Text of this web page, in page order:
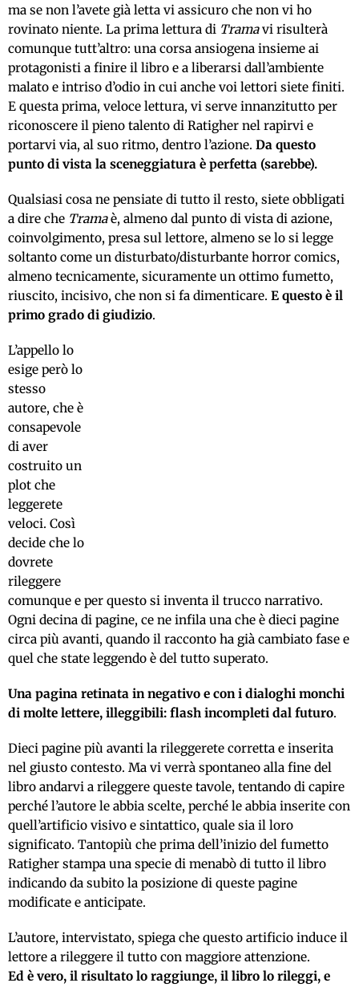
ma se non l’avete già letta vi assicuro che non vi ho
rovinato niente. La prima lettura di Tramavi risulterà
comunque tutt’altro: una corsa ansiogena insieme ai
protagonisti a finire il libro e a liberarsi dall’ambiente
malato e intriso d’odio in cui anche voi lettori siete finiti.
E questa prima, veloce lettura, vi serve innanzitutto per
riconoscere il pieno talento di Ratigher nel rapirvi e
portarvi via, al suo ritmo, dentro l’azione. Da questo
punto di vista la sceneggiatura è perfetta (sarebbe).
Qualsiasi cosa ne pensiate di tutto il resto, siete obbligati
a dire che Tramaè, almeno dal punto di vista di azione,
coinvolgimento, presa sul lettore, almeno se lo si legge
soltanto come un disturbato/disturbante horror comics,
almeno tecnicamente, sicuramente un ottimo fumetto,
riuscito, incisivo, che non si fa dimenticare. E questo è il
primo grado di giudizio.
L’appello lo
esige però lo
stesso
autore, che è
consapevole
di aver
costruito un
plot che
leggerete
veloci. Così
decide che lo
dovrete
rileggere
comunque e per questo si inventa il trucco narrativo.
Ogni decina di pagine, ce ne infila una che è dieci pagine
circa più avanti, quando il racconto ha già cambiato fase e
quel che state leggendo è del tutto superato.
Una pagina retinata in negativo e con i dialoghi monchi
di molte lettere, illeggibili: flash incompleti dal futuro.
Dieci pagine più avanti la rileggerete corretta e inserita
nel giusto contesto. Ma vi verrà spontaneo alla fine del
libro andarvi a rileggere queste tavole, tentando di capire
perché l’autore le abbia scelte, perché le abbia inserite con
quell’artificio visivo e sintattico, quale sia il loro
significato. Tantopiù che prima dell’inizio del fumetto
Ratigher stampa una specie di menabò di tutto il libro
indicando da subito la posizione di queste pagine
modificate e anticipate.
L’autore, intervistato, spiega che questo artificio induce il
lettore a rileggere il tutto con maggiore attenzione.
Ed è vero, il risultato lo raggiunge, il libro lo rileggi, e